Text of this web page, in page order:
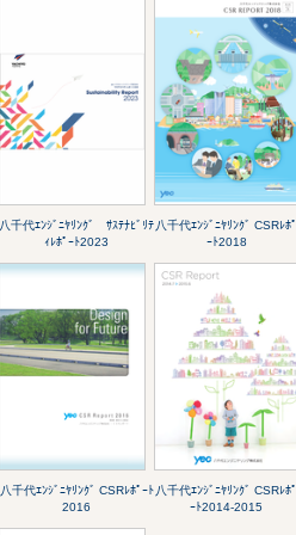
八千代ｴﾝｼﾞﾆﾔﾘﾝｸﾞ ｻｽﾃﾅﾋﾞﾘﾃ
ｨﾚﾎﾟｰﾄ2023
八千代ｴﾝｼﾞﾆﾔﾘﾝｸﾞ CSRﾚﾎﾟ
ｰﾄ2018
八千代ｴﾝｼﾞﾆﾔﾘﾝｸﾞ CSRﾚﾎﾟｰﾄ
2016
八千代ｴﾝｼﾞﾆﾔﾘﾝｸﾞ CSRﾚﾎﾟ
ｰﾄ2014-2015